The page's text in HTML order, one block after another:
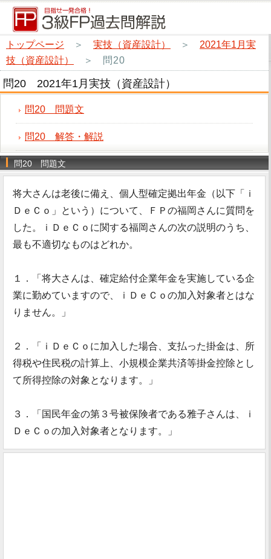
トップページ ＞ 実技（資産設計） ＞ 2021年1月実
技（資産設計）
＞ 問20
問20 2021年1月実技（資産設計）
問20 問題文
問20 解答・解説
問20 問題文
将大さんは老後に備え、個人型確定拠出年金（以下「ｉ
ＤｅＣｏ」という）について、ＦＰの福岡さんに質問を
した。ｉＤｅＣｏに関する福岡さんの次の説明のうち、
最も不適切なものはどれか。
１．「将大さんは、確定給付企業年金を実施している企
業に勤めていますので、ｉＤｅＣｏの加入対象者とはな
りません。」
２．「ｉＤｅＣｏに加入した場合、支払った掛金は、所
得税や住民税の計算上、小規模企業共済等掛金控除とし
て所得控除の対象となります。」
３．「国民年金の第３号被保険者である雅子さんは、ｉ
ＤｅＣｏの加入対象者となります。」